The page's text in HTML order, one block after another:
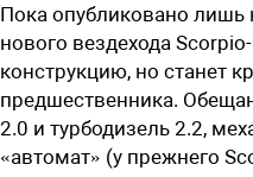
Пока опубликовано лишь
нового вездехода
конструкцию, но станет
предшественника.
2.0 и турбодизель 2.2,
«автомат» (у прежнего